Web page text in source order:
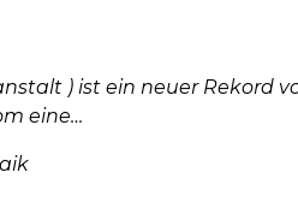
) ist ein neuer Rekord
eine…